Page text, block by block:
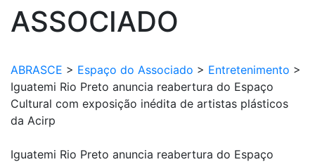
ASSOCIADO
ABRASCE > Espaço do Associado > Entretenimento >
Iguatemi Rio Preto anuncia reabertura do Espaço
Cultural com exposição inédita de artistas plásticos
da Acirp
Iguatemi Rio Preto anuncia reabertura do Espaço